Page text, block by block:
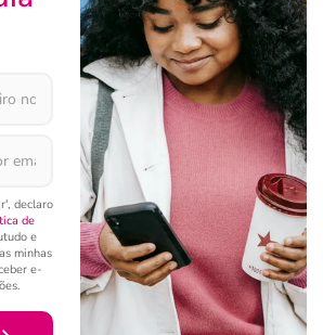
declaro
de
e
minhas
e-